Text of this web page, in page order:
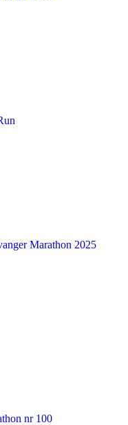
Marathon 2025
nr 100